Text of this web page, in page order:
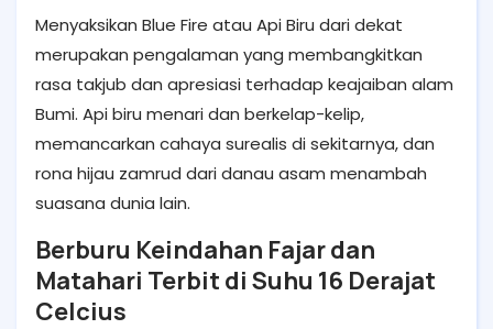
Menyaksikan Blue Fire atau Api Biru dari dekat
merupakan pengalaman yang membangkitkan
rasa takjub dan apresiasi terhadap keajaiban alam
Bumi. Api biru menari dan berkelap-kelip,
memancarkan cahaya surealis di sekitarnya, dan
rona hijau zamrud dari danau asam menambah
suasana dunia lain.
Berburu Keindahan Fajar dan
Matahari Terbit di Suhu 16 Derajat
Celcius